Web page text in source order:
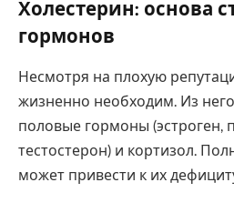
Холестерин: основа
гормонов
Несмотря на плохую
жизненно необходим. Из
половые гормоны (эстроген,
тестостерон) и кортизол.
может привести к их